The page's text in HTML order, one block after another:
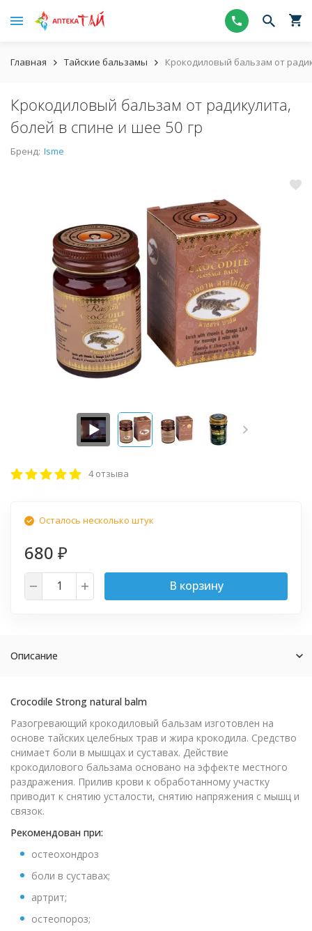
Главная Тайские бальзамы Крокодиловый бальзам от
Крокодиловый бальзам от радикулита,
болей в спине и шее 50 гр
Бренд: Isme
4 отзыва
Осталось несколько штук
680 ₽
В корзину
Описание
Crocodile Strong natural balm
Разогревающий крокодиловый бальзам изготовлен на
основе тайских целебных трав и жира крокодила. Средство
снимает боли в мышцах и суставах. Действие
крокодилового бальзама основано на эффекте местного
раздражения. Прилив крови к обработанному участку
приводит к снятию усталости, снятию напряжения с мышц и
связок.
Рекомендован при:
остеохондроз
боли в суставах;
артрит;
остеопороз;